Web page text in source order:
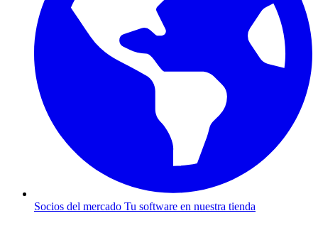
Socios del mercado Tu software en nuestra tienda